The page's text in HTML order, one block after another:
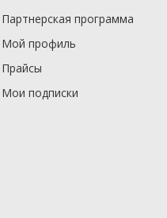
Партнерская программа
Мой профиль
Прайсы
Мои подписки